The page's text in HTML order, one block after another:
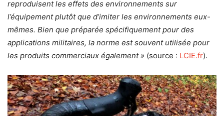
reproduisent les effets des environnements sur
l’équipement plutôt que d’imiter les environnements eux-
mêmes. Bien que préparée spécifiquement pour des
applications militaires, la norme est souvent utilisée pour
les produits commerciaux également » (source : LCIE.fr).